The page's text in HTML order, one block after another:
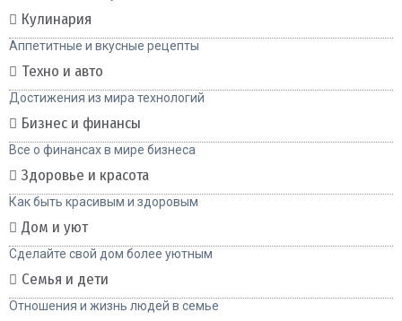
Кулинария
Аппетитные и вкусные рецепты
Техно и авто
Достижения из мира технологий
Бизнес и финансы
Все о финансах в мире бизнеса
Здоровье и красота
Как быть красивым и здоровым
Дом и уют
Сделайте свой дом более уютным
Семья и дети
Отношения и жизнь людей в семье